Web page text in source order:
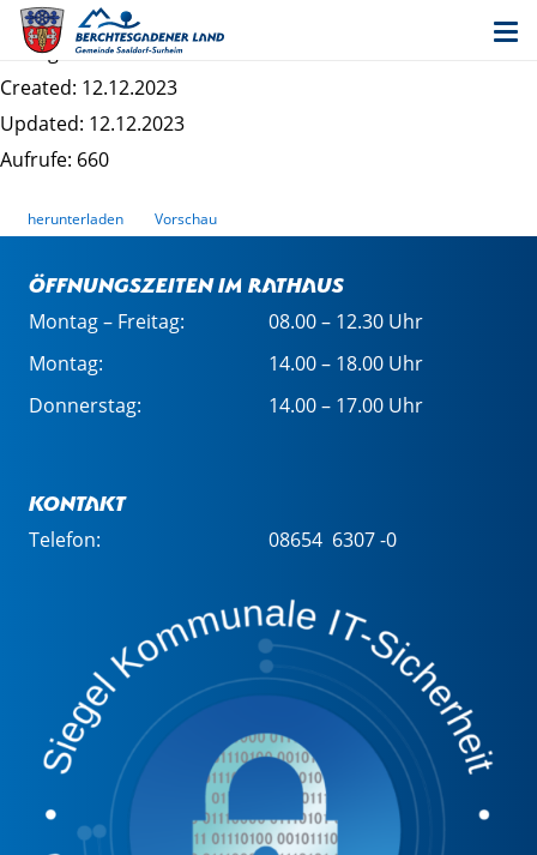
Information nach DSGVO_Geschäftsleitung
Dateigrösse: 206.23 KB
Created: 12.12.2023
Updated: 12.12.2023
Aufrufe: 660
herunterladen Vorschau
Öffnungszeiten im Rathaus
Montag – Freitag:
08.00 – 12.30 Uhr
Montag:
14.00 – 18.00 Uhr
Donnerstag:
14.00 – 17.00 Uhr
Kontakt
Telefon: 08654 6307 -0